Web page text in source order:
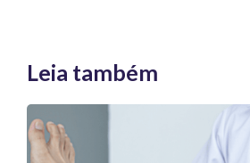
Leia também